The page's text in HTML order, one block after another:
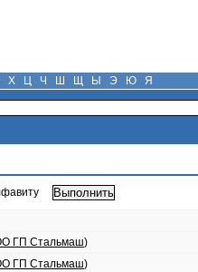
Х Ц Ч Ш Щ Ы Э Ю Я
ГП Стальмаш)
ГП Стальмаш)